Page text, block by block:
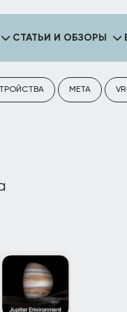
СТАТЬИ И ОБЗОРЫ
META